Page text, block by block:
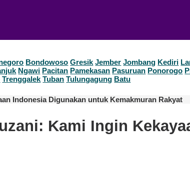
Bondowoso Gresik Jember Jombang Kediri
Ngawi Pacitan Pamekasan Pasuruan Ponorogo
Trenggalek Tuban Tulungagung Batu
Indonesia Digunakan untuk Kemakmuran Rakyat
Kami Ingin